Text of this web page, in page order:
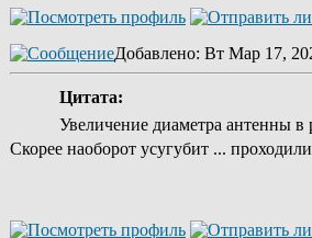
Добавлено: Вт Мар 17,
Цитата:
Увеличение диаметра антенны
Скорее наоборот усугубит ...